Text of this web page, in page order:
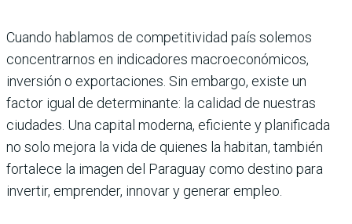
Cuando hablamos de competitividad país solemos
concentrarnos en indicadores macroeconómicos,
inversión o exportaciones. Sin embargo, existe un
factor igual de determinante: la calidad de nuestras
ciudades. Una capital moderna, eficiente y planificada
no solo mejora la vida de quienes la habitan, también
fortalece la imagen del Paraguay como destino para
invertir, emprender, innovar y generar empleo.